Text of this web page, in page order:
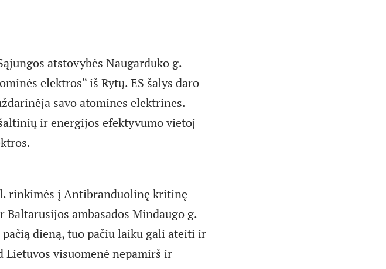
atstovybės Naugarduko g.
elektros“ iš Rytų. ES šalys daro
savo atomines elektrines.
ir energijos efektyvumo vietoj
rinkimės į Antibranduolinę kritinę
Baltarusijos ambasados Mindaugo g.
dieną, tuo pačiu laiku gali ateiti ir
visuomenė nepamirš ir